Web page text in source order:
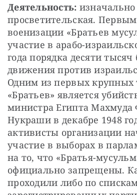
Деятельность:
просветительская.
военизации «Братьев
участие в арабо-
года порядка десяти тысяч
движения против
Одним из первых крупных
«Братьев» является
министра Египта Махмуда
Нукраши в декабре 1948
активисты организации
участие в выборах в
на то, что «Братья-
официально запрещены.
проходили либо по